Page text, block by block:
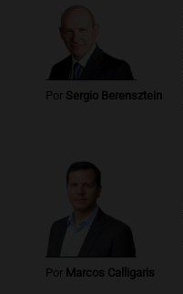
Por Sergio Berensztein
Por Marcos Calligaris